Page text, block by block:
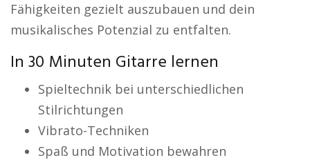
Fähigkeiten gezielt auszubauen und dein
musikalisches Potenzial zu entfalten.
In 30 Minuten Gitarre lernen
Spieltechnik bei unterschiedlichen
Stilrichtungen
Vibrato-Techniken
Spaß und Motivation bewahren